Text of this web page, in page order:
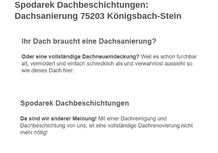
Spodarek Dachbeschichtungen:
Dachsanierung 75203 Königsbach-Stein